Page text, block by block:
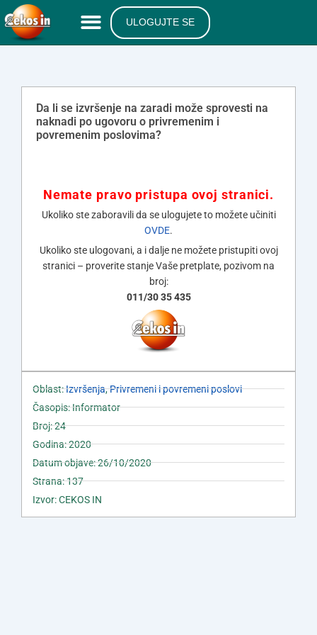
ULOGUJTE SE
Da li se izvršenje na zaradi može sprovesti na
naknadi po ugovoru o privremenim i
povremenim poslovima?
Nemate pravo pristupa ovoj stranici.
Ukoliko ste zaboravili da se ulogujete to možete učiniti
OVDE.
Ukoliko ste ulogovani, a i dalje ne možete pristupiti ovoj
stranici – proverite stanje Vaše pretplate, pozivom na
broj:
011/30 35 435
Oblast:Izvršenja,Privremeni i povremeni poslovi
Časopis: Informator
Broj: 24
Godina: 2020
Datum objave: 26/10/2020
Strana: 137
Izvor: CEKOS IN